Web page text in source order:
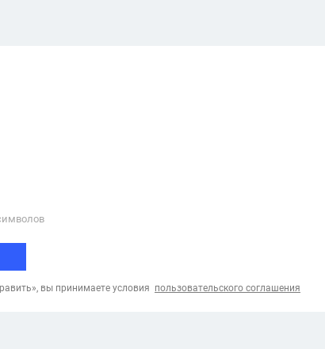
вы принимаете условия пользовательского соглашения